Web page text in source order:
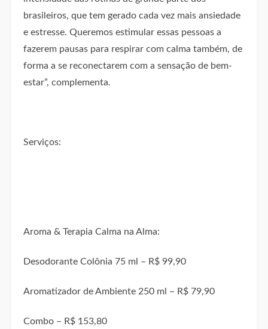
brasileiros, que tem gerado cada vez mais ansiedade
e estresse. Queremos estimular essas pessoas a
fazerem pausas para respirar com calma também, de
forma a se reconectarem com a sensação de bem-
estar”, complementa.
Serviços:
Aroma & Terapia Calma na Alma:
Desodorante Colônia 75 ml – R$ 99,90
Aromatizador de Ambiente 250 ml – R$ 79,90
Combo – R$ 153,80